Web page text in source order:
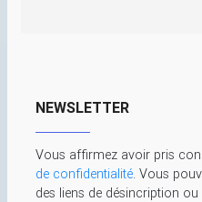
NEWSLETTER
Vous affirmez avoir pris
de confidentialité. Vous
des liens de désincription